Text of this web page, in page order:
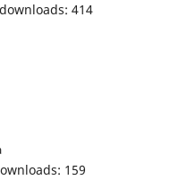
downloads: 414
159